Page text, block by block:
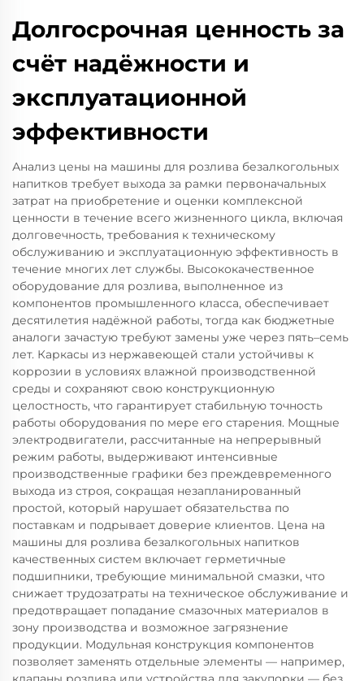
Долгосрочная ценность за
счёт надёжности и
эксплуатационной
эффективности
Анализ цены на машины для розлива безалкогольных
напитков требует выхода за рамки первоначальных
затрат на приобретение и оценки комплексной
ценности в течение всего жизненного цикла, включая
долговечность, требования к техническому
обслуживанию и эксплуатационную эффективность в
течение многих лет службы. Высококачественное
оборудование для розлива, выполненное из
компонентов промышленного класса, обеспечивает
десятилетия надёжной работы, тогда как бюджетные
аналоги зачастую требуют замены уже через пять–семь
лет. Каркасы из нержавеющей стали устойчивы к
коррозии в условиях влажной производственной
среды и сохраняют свою конструкционную
целостность, что гарантирует стабильную точность
работы оборудования по мере его старения. Мощные
электродвигатели, рассчитанные на непрерывный
режим работы, выдерживают интенсивные
производственные графики без преждевременного
выхода из строя, сокращая незапланированный
простой, который нарушает обязательства по
поставкам и подрывает доверие клиентов. Цена на
машины для розлива безалкогольных напитков
качественных систем включает герметичные
подшипники, требующие минимальной смазки, что
снижает трудозатраты на техническое обслуживание и
предотвращает попадание смазочных материалов в
зону производства и возможное загрязнение
продукции. Модульная конструкция компонентов
позволяет заменять отдельные элементы — например,